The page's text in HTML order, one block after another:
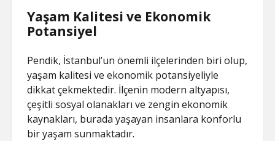
Yaşam Kalitesi ve Ekonomik
Potansiyel
Pendik, İstanbul’un önemli ilçelerinden biri olup,
yaşam kalitesi ve ekonomik potansiyeliyle
dikkat çekmektedir. İlçenin modern altyapısı,
çeşitli sosyal olanakları ve zengin ekonomik
kaynakları, burada yaşayan insanlara konforlu
bir yaşam sunmaktadır.